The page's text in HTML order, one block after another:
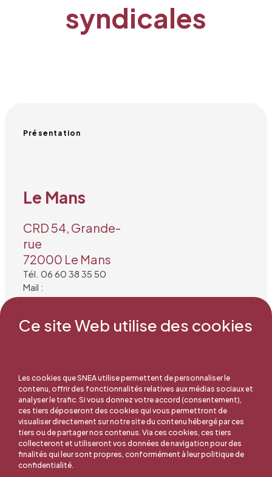
Ce site Web utilise des cookies
Les cookies que SNEA utilise permettent de personnaliser le
contenu, offrir des fonctionnalités relatives aux médias sociaux et
analyser le trafic. Si vous donnez votre accord (consentement),
ces tiers déposeront des cookies qui vous permettront de
visualiser directement sur notre site du contenu hébergé par ces
tiers ou de partager nos contenus. Via ces cookies, ces tiers
collecteront et utiliseront vos données de navigation pour des
finalités qui leur sont propres, conformément à leur politique de
confidentialité.
syndicales
Présentation
Le Mans
CRD 54, Grande-
rue
72000 Le Mans
Tél. 06 60 38 35 50
Mail :
secretariat@snea.net